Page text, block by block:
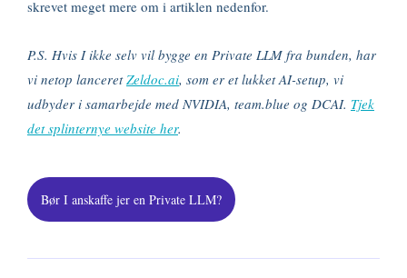
skrevet meget mere om i artiklen nedenfor.
P.S. Hvis I ikke selv vil bygge en Private LLM fra bunden, har
vi netop lanceretZeldoc.ai, som er et lukket AI-setup, vi
udbyder i samarbejde med NVIDIA, team.blue og DCAI. Tjek
det splinternye website her.
Bør I anskaffe jer en Private LLM?